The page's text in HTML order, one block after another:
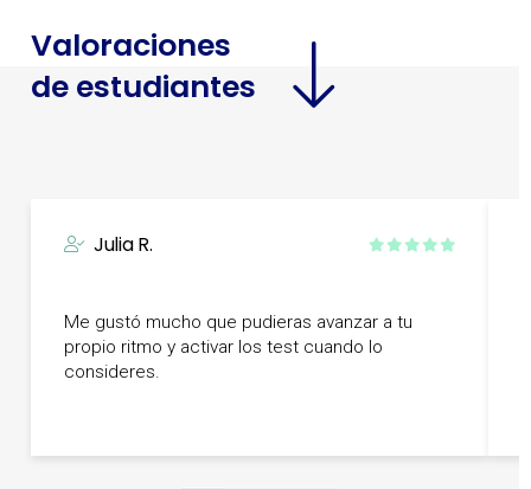
Valoraciones
de estudiantes
Julia R.
Me gustó mucho que pudieras avanzar a tu
propio ritmo y activar los test cuando lo
consideres.